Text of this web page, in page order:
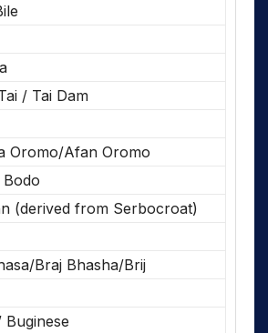
/ Tai Dam
Oromo/Afan Oromo
(derived from Serbocroat)
Braj Bhasha/Brij
Buginese